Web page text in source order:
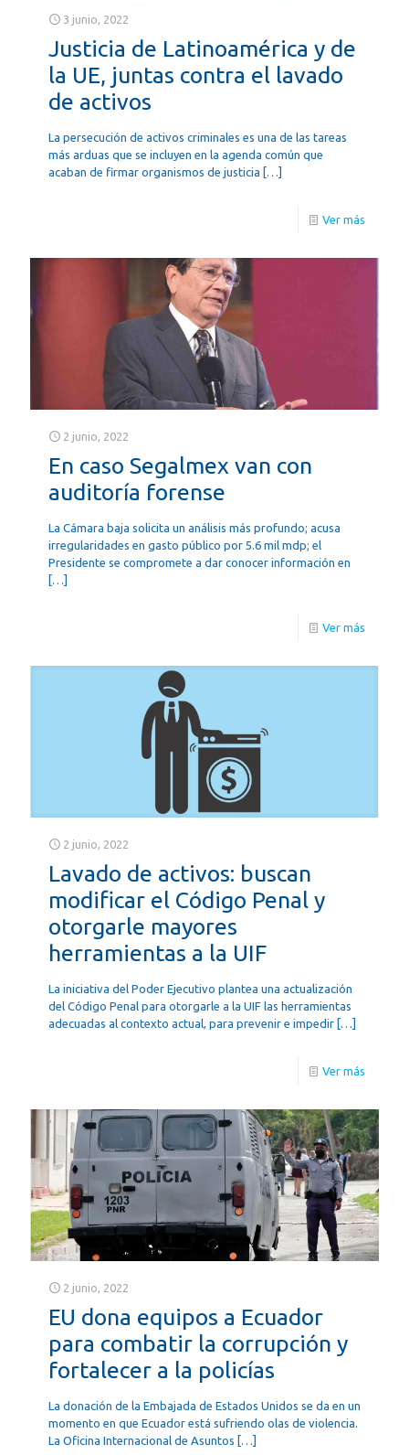
3 junio, 2022
Justicia de Latinoamérica y de
la UE, juntas contra el lavado
de activos
La persecución de activos criminales es una de las tareas
más arduas que se incluyen en la agenda común que
acaban de firmar organismos de justicia […]
Ver más
2 junio, 2022
En caso Segalmex van con
auditoría forense
La Cámara baja solicita un análisis más profundo; acusa
irregularidades en gasto público por 5.6 mil mdp; el
Presidente se compromete a dar conocer información en
[…]
Ver más
2 junio, 2022
Lavado de activos: buscan
modificar el Código Penal y
otorgarle mayores
herramientas a la UIF
La iniciativa del Poder Ejecutivo plantea una actualización
del Código Penal para otorgarle a la UIF las herramientas
adecuadas al contexto actual, para prevenir e impedir […]
Ver más
2 junio, 2022
EU dona equipos a Ecuador
para combatir la corrupción y
fortalecer a la policías
La donación de la Embajada de Estados Unidos se da en un
momento en que Ecuador está sufriendo olas de violencia.
La Oficina Internacional de Asuntos […]